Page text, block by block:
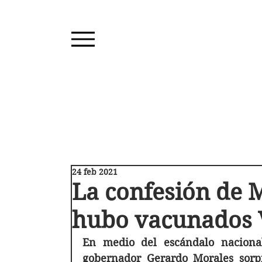
La confesión de
hubo vacunados
24 feb 2021
En medio del escándalo
gobernador Gerardo Morales